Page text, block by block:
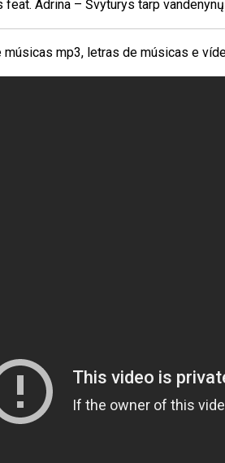
feat. Adrina – Švyturys tarp vandenynų
músicas mp3, letras de músicas e